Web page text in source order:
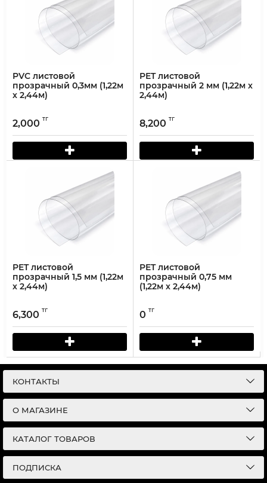
PVC листовой
прозрачный 0,3мм (1,22м
х 2,44м)
2,000 тг
PET листовой
прозрачный 2 мм (1,22м х
2,44м)
8,200 тг
PET листовой
прозрачный 1,5 мм (1,22м
х 2,44м)
6,300 тг
PET листовой
прозрачный 0,75 мм
(1,22м х 2,44м)
0 тг
КОНТАКТЫ
О МАГАЗИНЕ
КАТАЛОГ ТОВАРОВ
ПОДПИСКА